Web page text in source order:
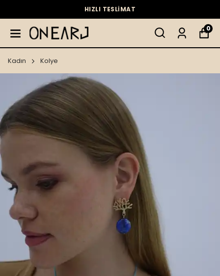
HIZLI TESLİMAT
0
Kadın Kolye